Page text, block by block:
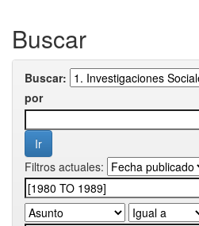
Buscar
Buscar:
por
Filtros actuales: